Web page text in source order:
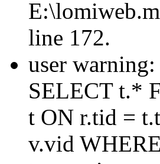
line 172.
user
SELECT t.*
t ON r.tid =
v.vid